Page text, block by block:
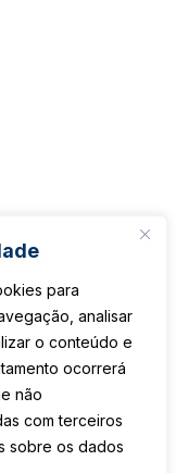
para
analisar
o conteúdo e
ocorrerá
não
com terceiros
sobre os dados